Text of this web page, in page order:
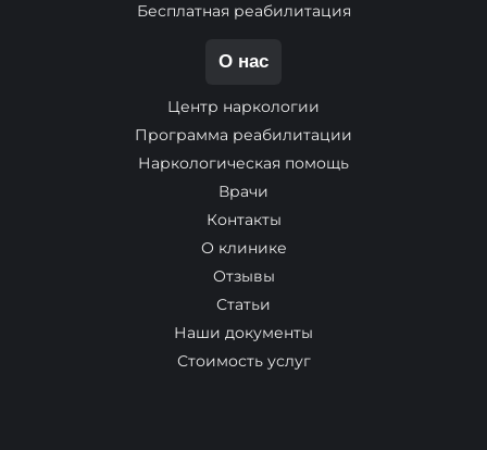
Бесплатная реабилитация
О нас
Центр наркологии
Программа реабилитации
Наркологическая помощь
Врачи
Контакты
О клинике
Отзывы
Статьи
Наши документы
Стоимость услуг